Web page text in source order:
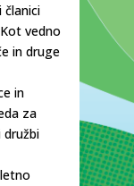
vedno
in druge
in
za
družbi